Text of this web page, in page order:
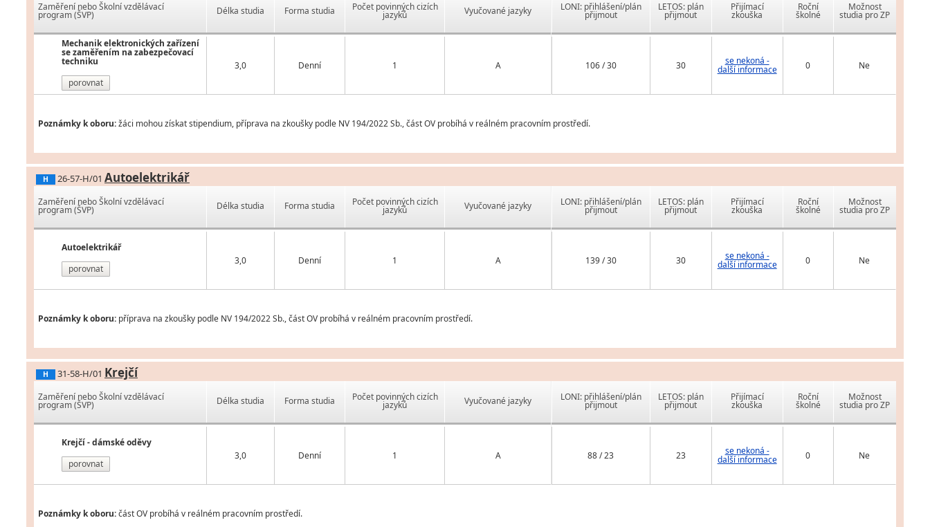
Zaměření nebo Školní vzdělávací
program (ŠVP)
Mechanik elektronických zařízení
se zaměřením na zabezpečovací
techniku
porovnat
Délka studia Forma studia Počet povinných cizích
jazyků Vyučované jazyky
3,0 Denní 1 A
LONI: přihlášení/plán
přijmout
LETOS: plán
přijmout
Přijímací
zkouška
Roční
školné
Možnost
studia pro ZP
106 / 30 30 se nekoná -
další informace 0 Ne
Poznámky k oboru:žáci mohou získat stipendium, příprava na zkoušky podle NV 194/2022 Sb., část OV probíhá v reálném pracovním prostředí.
H 26-57-H/01 Autoelektrikář
Zaměření nebo Školní vzdělávací
program (ŠVP)
Autoelektrikář
porovnat
Délka studia Forma studia Počet povinných cizích
jazyků Vyučované jazyky
3,0 Denní 1 A
LONI: přihlášení/plán
přijmout
LETOS: plán
přijmout
Přijímací
zkouška
Roční
školné
Možnost
studia pro ZP
139 / 30 30 se nekoná -
další informace 0 Ne
Poznámky k oboru: příprava na zkoušky podle NV 194/2022 Sb., část OV probíhá v reálném pracovním prostředí.
H 31-58-H/01 Krejčí
Zaměření nebo Školní vzdělávací
program (ŠVP)
Krejčí - dámské oděvy
porovnat
Délka studia Forma studia Počet povinných cizích
jazyků Vyučované jazyky
3,0 Denní 1 A
LONI: přihlášení/plán
přijmout
LETOS: plán
přijmout
Přijímací
zkouška
Roční
školné
Možnost
studia pro ZP
88 / 23 23 se nekoná -
další informace 0 Ne
Poznámky k oboru:část OV probíhá v reálném pracovním prostředí.